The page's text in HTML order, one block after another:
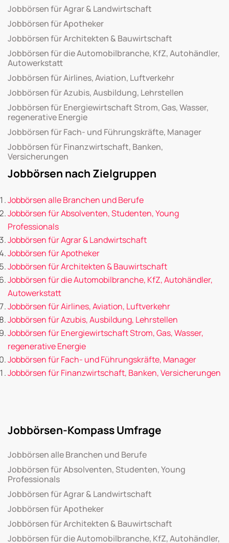
Jobbörsen für Agrar & Landwirtschaft
Jobbörsen für Apotheker
Jobbörsen für Architekten & Bauwirtschaft
Jobbörsen für die Automobilbranche, KfZ, Autohändler,
Autowerkstatt
Jobbörsen für Airlines, Aviation, Luftverkehr
Jobbörsen für Azubis, Ausbildung, Lehrstellen
Jobbörsen für Energiewirtschaft Strom, Gas, Wasser,
regenerative Energie
Jobbörsen für Fach- und Führungskräfte, Manager
Jobbörsen für Finanzwirtschaft, Banken,
Versicherungen
Jobbörsen nach Zielgruppen
Jobbörsen alle Branchen und Berufe
Jobbörsen für Absolventen, Studenten, Young
Professionals
Jobbörsen für Agrar & Landwirtschaft
Jobbörsen für Apotheker
Jobbörsen für Architekten & Bauwirtschaft
Jobbörsen für die Automobilbranche, KfZ, Autohändler,
Autowerkstatt
Jobbörsen für Airlines, Aviation, Luftverkehr
Jobbörsen für Azubis, Ausbildung, Lehrstellen
Jobbörsen für Energiewirtschaft Strom, Gas, Wasser,
regenerative Energie
Jobbörsen für Fach- und Führungskräfte, Manager
Jobbörsen für Finanzwirtschaft, Banken, Versicherungen
Jobbörsen-Kompass Umfrage
Jobbörsen alle Branchen und Berufe
Jobbörsen für Absolventen, Studenten, Young
Professionals
Jobbörsen für Agrar & Landwirtschaft
Jobbörsen für Apotheker
Jobbörsen für Architekten & Bauwirtschaft
Jobbörsen für die Automobilbranche, KfZ, Autohändler,